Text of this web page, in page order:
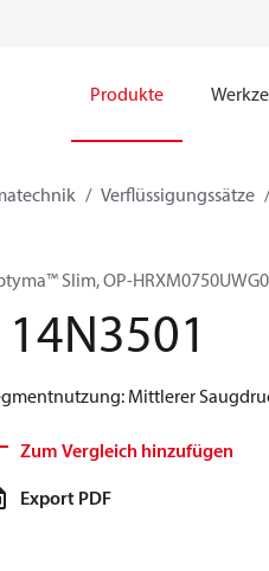
Produkte
Verflüssigungssätze
Slim, OP-
Mittlerer
Zum Vergleich hinzufügen
Export PDF